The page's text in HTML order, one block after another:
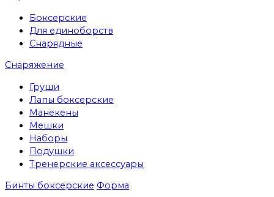
Боксерские
Для единоборств
Снарядные
Снаряжение
Груши
Лапы боксерские
Манекены
Мешки
Наборы
Подушки
Тренерские аксессуары
Бинты боксерские Форма